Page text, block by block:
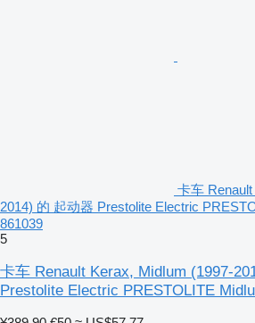
卡车
2014) 的 起动器 Prestolite Electric
861039
5
卡车 Renault Kerax, Midlum (1997-
Prestolite Electric PRESTOLITE